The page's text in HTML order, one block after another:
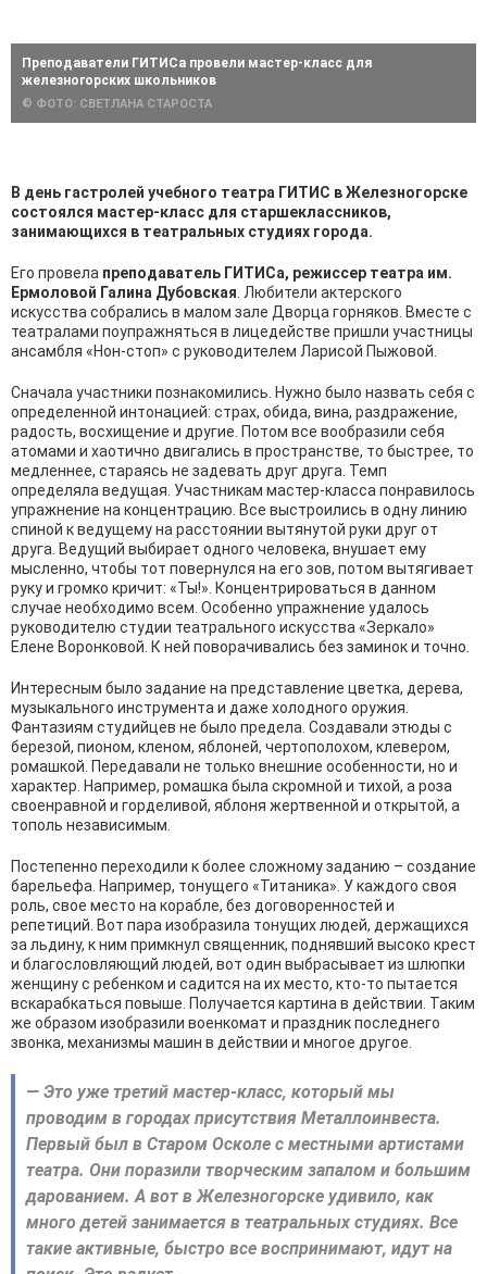
Преподаватели ГИТИСа провели мастер-класс для
железногорских школьников
© ФОТО: СВЕТЛАНА СТАРОСТА
В день гастролей учебного театра ГИТИС в Железногорске
состоялся мастер-класс для старшеклассников,
занимающихся в театральных студиях города.
Его провела преподаватель ГИТИСа, режиссер театра им.
Ермоловой Галина Дубовская . Любители актерского
искусства собрались в малом зале Дворца горняков. Вместе с
театралами поупражняться в лицедействе пришли участницы
ансамбля «Нон-стоп» с руководителем Ларисой Пыжовой.
Сначала участники познакомились. Нужно было назвать себя с
определенной интонацией: страх, обида, вина, раздражение,
радость, восхищение и другие. Потом все вообразили себя
атомами и хаотично двигались в пространстве, то быстрее, то
медленнее, стараясь не задевать друг друга. Темп
определяла ведущая. Участникам мастер-класса понравилось
упражнение на концентрацию. Все выстроились в одну линию
спиной к ведущему на расстоянии вытянутой руки друг от
друга. Ведущий выбирает одного человека, внушает ему
мысленно, чтобы тот повернулся на его зов, потом вытягивает
руку и громко кричит: «Ты!». Концентрироваться в данном
случае необходимо всем. Особенно упражнение удалось
руководителю студии театрального искусства «Зеркало»
Елене Воронковой. К ней поворачивались без заминок и точно.
Интересным было задание на представление цветка, дерева,
музыкального инструмента и даже холодного оружия.
Фантазиям студийцев не было предела. Создавали этюды с
березой, пионом, кленом, яблоней, чертополохом, клевером,
ромашкой. Передавали не только внешние особенности, но и
характер. Например, ромашка была скромной и тихой, а роза
своенравной и горделивой, яблоня жертвенной и открытой, а
тополь независимым.
Постепенно переходили к более сложному заданию – создание
барельефа. Например, тонущего «Титаника». У каждого своя
роль, свое место на корабле, без договоренностей и
репетиций. Вот пара изобразила тонущих людей, держащихся
за льдину, к ним примкнул священник, поднявший высоко крест
и благословляющий людей, вот один выбрасывает из шлюпки
женщину с ребенком и садится на их место, кто-то пытается
вскарабкаться повыше. Получается картина в действии. Таким
же образом изобразили военкомат и праздник последнего
звонка, механизмы машин в действии и многое другое.
— Это уже третий мастер-класс, который мы
проводим в городах присутствия Металлоинвеста.
Первый был в Старом Осколе с местными артистами
театра. Они поразили творческим запалом и большим
дарованием. А вот в Железногорске удивило, как
много детей занимается в театральных студиях. Все
такие активные, быстро все воспринимают, идут на